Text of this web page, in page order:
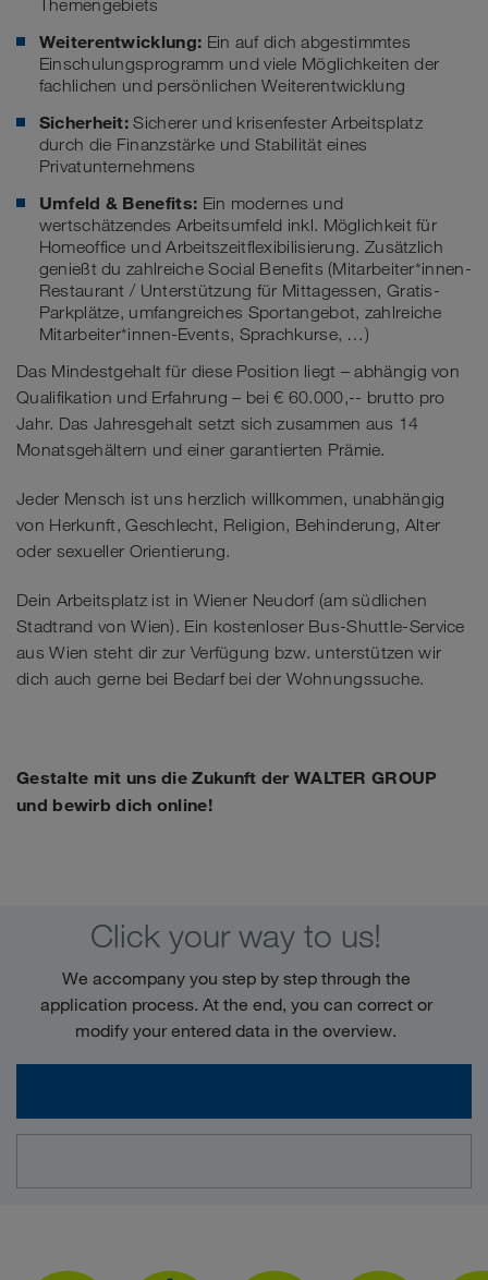
Themengebiets
Weiterentwicklung: Ein auf dich abgestimmtes
Einschulungsprogramm und viele Möglichkeiten der
fachlichen und persönlichen Weiterentwicklung
Sicherheit: Sicherer und krisenfester Arbeitsplatz
durch die Finanzstärke und Stabilität eines
Privatunternehmens
Umfeld & Benefits: Ein modernes und
wertschätzendes Arbeitsumfeld inkl. Möglichkeit für
Homeoffice und Arbeitszeitflexibilisierung. Zusätzlich
genießt du zahlreiche Social Benefits (Mitarbeiter*innen-
Restaurant / Unterstützung für Mittagessen, Gratis-
Parkplätze, umfangreiches Sportangebot, zahlreiche
Mitarbeiter*innen-Events, Sprachkurse, …)
Das Mindestgehalt für diese Position liegt – abhängig von
Qualifikation und Erfahrung – bei € 60.000,-- brutto pro
Jahr. Das Jahresgehalt setzt sich zusammen aus 14
Monatsgehältern und einer garantierten Prämie.
Jeder Mensch ist uns herzlich willkommen, unabhängig
von Herkunft, Geschlecht, Religion, Behinderung, Alter
oder sexueller Orientierung.
Dein Arbeitsplatz ist in Wiener Neudorf (am südlichen
Stadtrand von Wien). Ein kostenloser Bus-Shuttle-Service
aus Wien steht dir zur Verfügung bzw. unterstützen wir
dich auch gerne bei Bedarf bei der Wohnungssuche.
Gestalte mit uns die Zukunft der WALTER GROUP
und bewirb dich online!
Click your way to us!
We accompany you step by step through the
application process. At the end, you can correct or
modify your entered data in the overview.